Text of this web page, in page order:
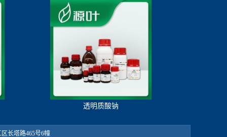
透明质酸钠
长塔路465号6幢